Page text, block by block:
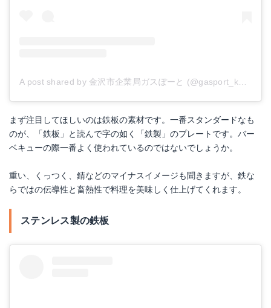
A post shared by 金沢市企業局ガスぽーと (@gasport_kanazawa)
まず注目してほしいのは鉄板の素材です。一番スタンダードなも
のが、「鉄板」と読んで字の如く「鉄製」のプレートです。バー
ベキューの際一番よく使われているのではないでしょうか。
重い、くっつく、錆などのマイナスイメージも聞きますが、鉄な
らではの伝導性と畜熱性で料理を美味しく仕上げてくれます。
ステンレス製の鉄板